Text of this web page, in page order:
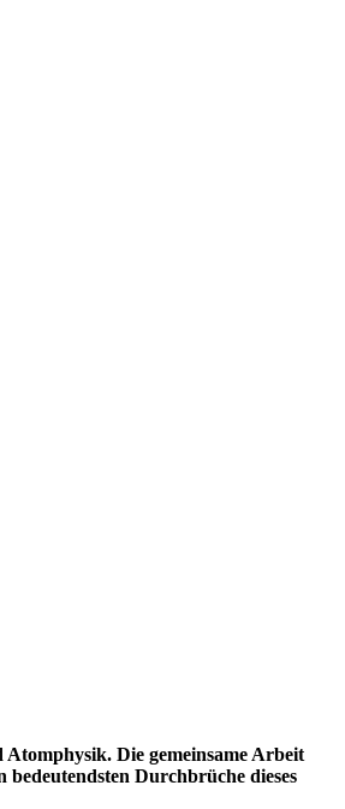
Die gemeinsame Arbeit
Durchbrüche dieses